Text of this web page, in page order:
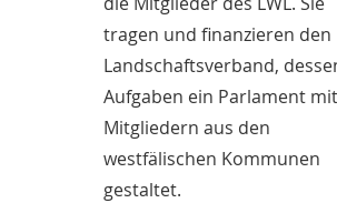
tragen und finanzieren den
Landschaftsverband,
Aufgaben ein Parlament
Mitgliedern aus den
westfälischen Kommunen
gestaltet.